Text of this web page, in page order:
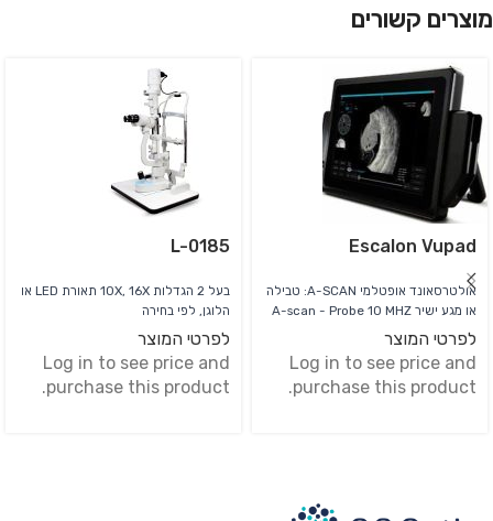
מוצרים קשורים
Escalon Vupad
אולטרסאונד אופטלמי A-SCAN: טבילה
או מגע ישיר A-scan - Probe 10 MHZ
50MHZ PACHYMETRY: מדידות
מדויקות ואוטומטיות של עובי הקרנית
לפרטי המוצר
Log in to see price and
purchase this product.
L-0185
בעל 2 הגדלות 10X, 16X תאורת LED או
הלוגן, לפי בחירה
לפרטי המוצר
Log in to see price and
purchase this product.